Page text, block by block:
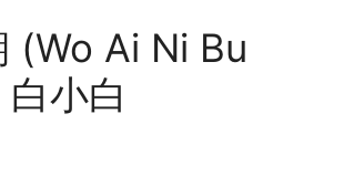
(Wo Ai Ni Bu
小白